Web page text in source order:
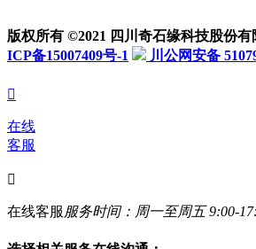
版权所有 ©2021 四川奇石缘科技股份有
ICP备15007409号-1
川公网安备

在线
客服

在线客服服务时间：周一至周五 9:00-